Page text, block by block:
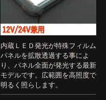
内蔵ＬＥＤ発光が特殊フィルム
パネルを拡散透過する事によ
り、パネル全面が発光する最新
モデルです。広範囲を高照度で
明るく照らします。